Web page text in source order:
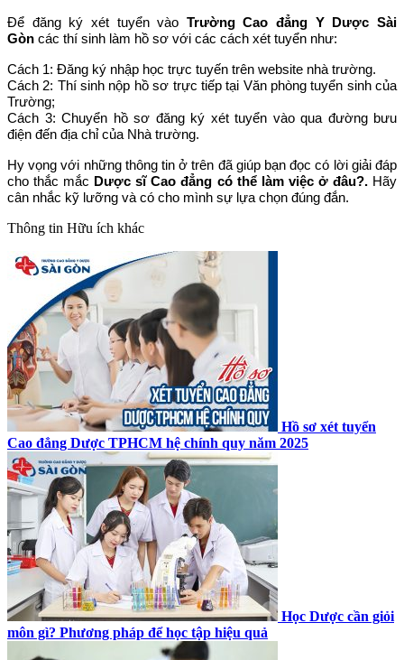
Để đăng ký xét tuyển vào Trường Cao đẳng Y Dược Sài
Gòn các thí sinh làm hồ sơ với các cách xét tuyển như:
Cách 1: Đăng ký nhập học trực tuyến trên website nhà trường.
Cách 2: Thí sinh nộp hồ sơ trực tiếp tại Văn phòng tuyển sinh của
Trường;
Cách 3: Chuyển hồ sơ đăng ký xét tuyển vào qua đường bưu
điện đến địa chỉ của Nhà trường.
Hy vọng với những thông tin ở trên đã giúp bạn đọc có lời giải đáp
cho thắc mắc Dược sĩ Cao đẳng có thể làm việc ở đâu?.Hãy
cân nhắc kỹ lưỡng và có cho mình sự lựa chọn đúng đắn.
Thông tin Hữu ích khác
Hồ sơ xét tuyển
Cao đẳng Dược TPHCM hệ chính quy năm 2025
Học Dược cần giỏi
môn gì? Phương pháp để học tập hiệu quả